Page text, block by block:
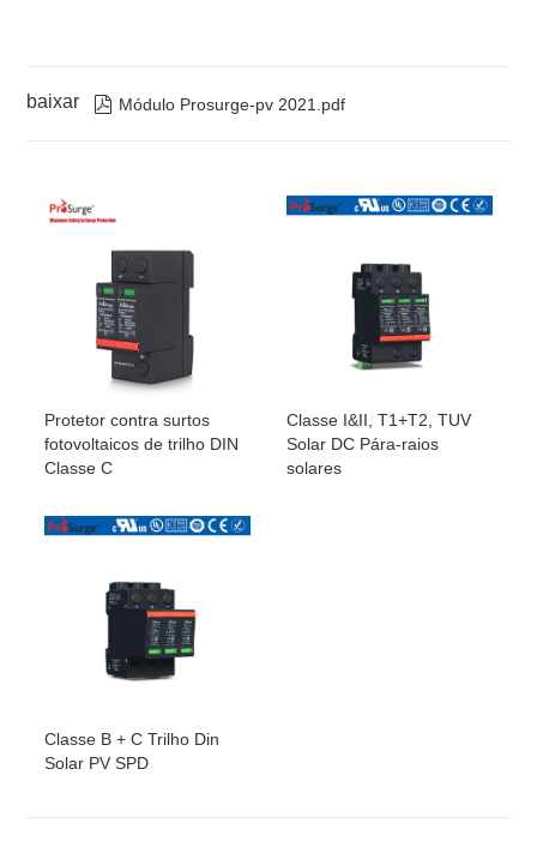
baixar  Módulo Prosurge-pv 2021.pdf
Protetor contra surtos
fotovoltaicos de trilho DIN
Classe C
Classe I&II, T1+T2, TUV
Solar DC Pára-raios
solares
Classe B + C Trilho Din
Solar PV SPD